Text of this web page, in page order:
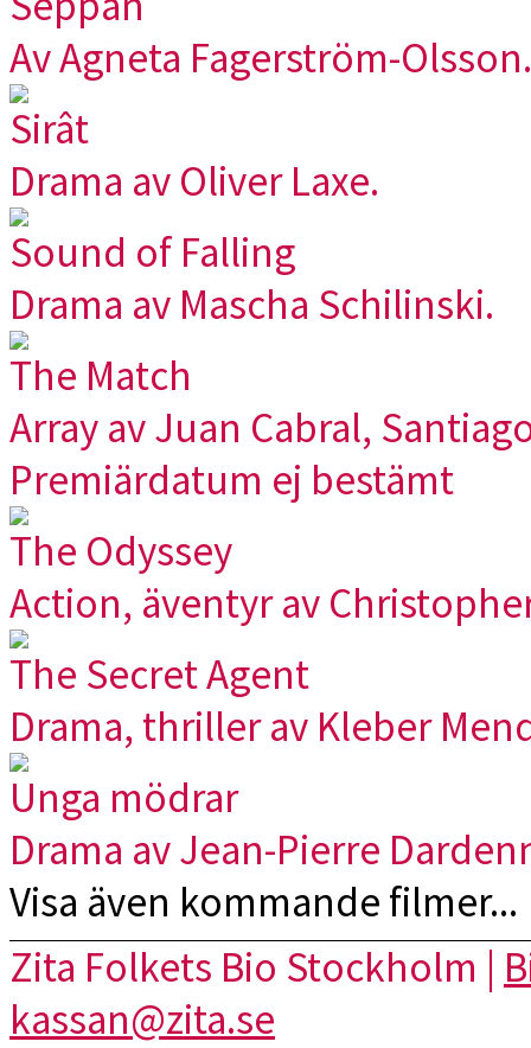
Av Agneta Fagerström-Olsson.
Sirât
Drama av Oliver Laxe.
Sound of Falling
Drama av Mascha Schilinski.
The Match
Array av Juan Cabral,
Premiärdatum ej bestämt
The Odyssey
Action, äventyr av
The Secret Agent
Drama, thriller av Kleber
Unga mödrar
Drama av Jean-Pierre
Visa även kommande filmer...
Zita Folkets Bio Stockholm |
kassan@zita.se